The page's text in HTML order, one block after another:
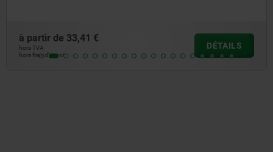
à partir de 25,47 €
hors TVA
hors frais d’envoi
DÉTAILS